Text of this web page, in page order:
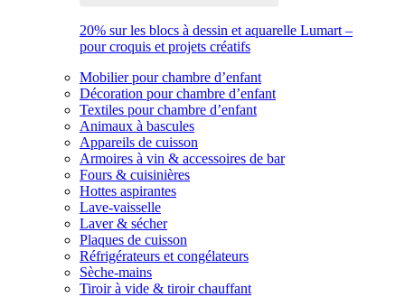
20% sur les blocs à dessin et aquarelle Lumart –
pour croquis et projets créatifs
Mobilier pour chambre d’enfant
Décoration pour chambre d’enfant
Textiles pour chambre d’enfant
Animaux à bascules
Appareils de cuisson
Armoires à vin & accessoires de bar
Fours & cuisinières
Hottes aspirantes
Lave-vaisselle
Laver & sécher
Plaques de cuisson
Réfrigérateurs et congélateurs
Sèche-mains
Tiroir à vide & tiroir chauffant